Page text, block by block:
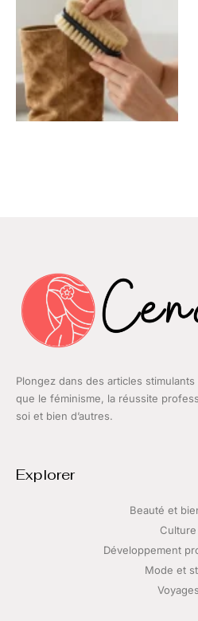
Plongez dans des articles
que le féminisme, la réussite
soi et bien d’autres.
Explorer
Beauté et
Culture
Développement
Mode et
Voyages